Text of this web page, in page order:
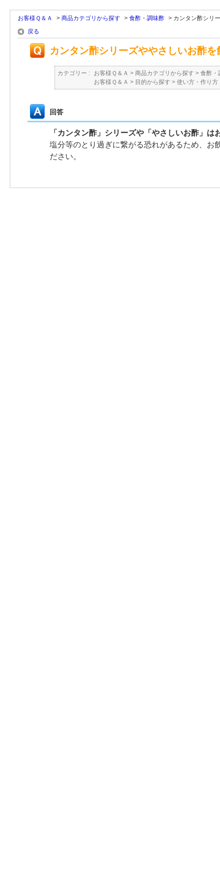
お客様Ｑ＆Ａ > 商品カテゴリから探す > 食酢・調味酢 > カンタン酢シリ
戻る
カンタン酢シリーズややさしいお酢
カテゴリー : お客様Ｑ＆Ａ > 商品カテゴリから探す > 食酢・
お客様Ｑ＆Ａ > 目的から探す > 使い方・作り方
回答
「カンタン酢」シリーズや「やさしいお酢」
塩分等のとり過ぎに繋がる恐れがあるため、お
ださい。